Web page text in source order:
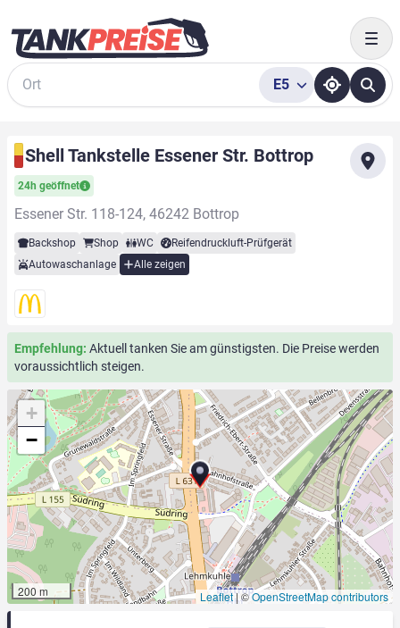
Suche
E5
Shell Tankstelle Essener Str. Bottrop
24h geöffnet
Essener Str. 118-124, 46242 Bottrop
Backshop Shop WC
Reifendruckluft-Prüfgerät
Autowaschanlage
Alle zeigen
Empfehlung: Aktuell tanken Sie am günstigsten. Die Preise werden
voraussichtlich steigen.
+
−
200 m Leaflet|©OpenStreetMap contributors